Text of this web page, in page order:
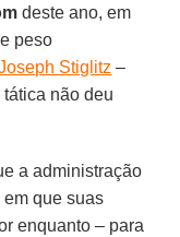
deste ano, em
peso
Stiglitz –
tática não deu
a administração
que suas
enquanto – para